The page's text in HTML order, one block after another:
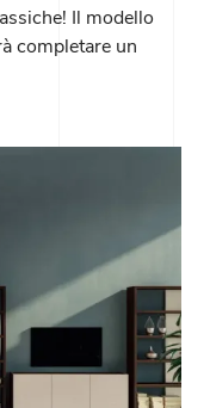
Il modello
completare un